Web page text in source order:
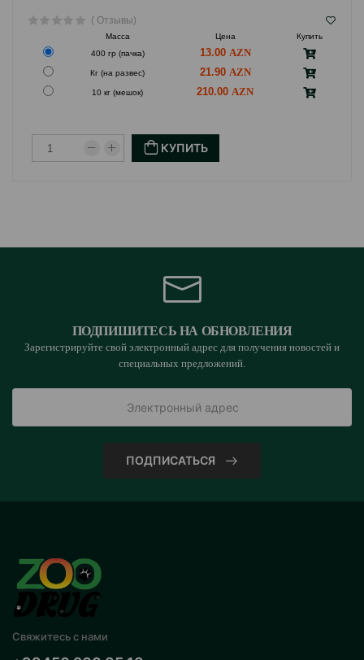
( Отзывы)
Масса Цена
Купить
400 гр (пачка)
13.00
Кг (на развес) 21.90
10 кг (мешок) 210.00
КУПИТЬ
ПОДПИШИТЕСЬ НА ОБНОВЛЕНИЯ
Зарегистрируйте свой электронный адрес для получения новостей и
специальных предложений.
ПОДПИСАТЬСЯ
Свяжитесь с нами